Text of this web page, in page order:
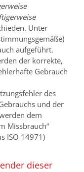
Unter
aufgeführt.
der korrekte,
Gebrauch
des
und der
dem
Missbrauch“
ISO 14971)
dieser